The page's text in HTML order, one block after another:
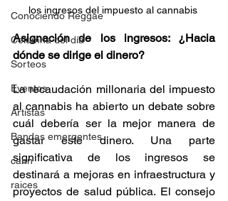
Conociendo Reggae
Columna del día
Sorteos
Eventos
Artistas
Bandas emergentes
cann
raices
los ingresos del impuesto al cannabis
Asignación de los ingresos: ¿Hacia
dónde se dirige el dinero?
La recaudación millonaria del impuesto
al cannabis ha abierto un debate sobre
cuál debería ser la mejor manera de
gastar este dinero. Una parte
significativa de los ingresos se
destinará a mejoras en infraestructura y
proyectos de salud pública. El consejo